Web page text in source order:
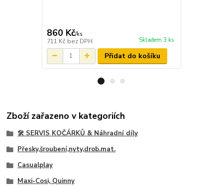
860 Kč/ks
711 Kč bez DPH Skladem 3 ks
Přidat do košíku
Zboží zařazeno v kategoriích
🛠️ SERVIS KOČÁRKŮ & Náhradní díly
Přesky,šroubení,nyty,drob.mat.
Casualplay
Maxi-Cosi, Quinny